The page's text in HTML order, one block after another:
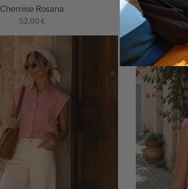
Chemise Rosana
52,00 €